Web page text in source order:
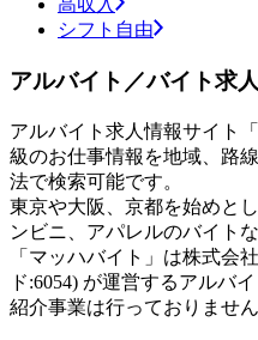
高収入
シフト自由
アルバイト／バイト求
アルバイト求人情報サイト
級のお仕事情報を地域、路
法で検索可能です。
東京や大阪、京都を始めと
ンビニ、アパレルのバイト
「マッハバイト」は株式会
ド:6054) が運営するアルバ
紹介事業は行っておりません